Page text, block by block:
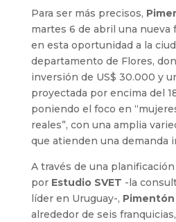
Para ser más precisos,
martes 6 de abril una nueva
en esta oportunidad a la
departamento de Flores,
inversión de US$ 30.000 y
proyectada por encima del
poniendo el foco en
reales”, con una amplia
que atienden una demanda
A través de una
por Estudio SVET -la
líder en Uruguay-, Pimentón
alrededor de seis